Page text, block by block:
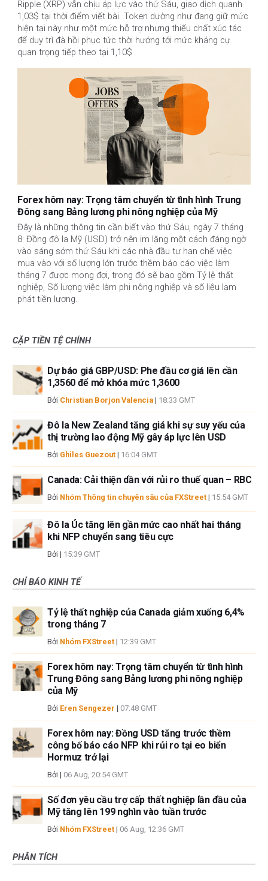
Ripple (XRP) vẫn chịu áp lực vào thứ Sáu, giao dịch quanh
1,03$ tại thời điểm viết bài. Token dường như đang giữ mức
hiện tại này như một mức hỗ trợ nhưng thiếu chất xúc tác
để duy trì đà hồi phục tức thời hướng tới mức kháng cự
quan trọng tiếp theo tại 1,10$
Forex hôm nay: Trọng tâm chuyển từ tình hình Trung
Đông sang Bảng lương phi nông nghiệp của Mỹ
Đây là những thông tin cần biết vào thứ Sáu, ngày 7 tháng
8: Đồng đô la Mỹ (USD) trở nên im lặng một cách đáng ngờ
vào sáng sớm thứ Sáu khi các nhà đầu tư hạn chế việc
mua vào với số lượng lớn trước thềm báo cáo việc làm
tháng 7 được mong đợi, trong đó sẽ bao gồm Tỷ lệ thất
nghiệp, Số lượng việc làm phi nông nghiệp và số liệu lạm
phát tiền lương.
CẶP TIỀN TỆ CHÍNH
Dự báo giá GBP/USD: Phe đầu cơ giá lên cần
1,3560 để mở khóa mức 1,3600
Bởi Christian Borjon Valencia | 18:33 GMT
Đô la New Zealand tăng giá khi sự suy yếu của
thị trường lao động Mỹ gây áp lực lên USD
Bởi Ghiles Guezout | 16:04 GMT
Canada: Cải thiện dần với rủi ro thuế quan – RBC
Bởi Nhóm Thông tin chuyên sâu của FXStreet | 15:54 GMT
Đô la Úc tăng lên gần mức cao nhất hai tháng
khi NFP chuyển sang tiêu cực
Bởi | 15:39 GMT
CHỈ BÁO KINH TẾ
Tỷ lệ thất nghiệp của Canada giảm xuống 6,4%
trong tháng 7
Bởi Nhóm FXStreet | 12:39 GMT
Forex hôm nay: Trọng tâm chuyển từ tình hình
Trung Đông sang Bảng lương phi nông nghiệp
của Mỹ
Bởi Eren Sengezer | 07:48 GMT
Forex hôm nay: Đồng USD tăng trước thềm
công bố báo cáo NFP khi rủi ro tại eo biển
Hormuz trở lại
Bởi | 06 Aug, 20:54 GMT
Số đơn yêu cầu trợ cấp thất nghiệp lần đầu của
Mỹ tăng lên 199 nghìn vào tuần trước
Bởi Nhóm FXStreet | 06 Aug, 12:36 GMT
PHÂN TÍCH